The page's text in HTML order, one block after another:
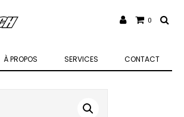
À PROPOS SERVICES CONTACT
0